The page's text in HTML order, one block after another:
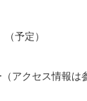
予定）
アクセス情報は